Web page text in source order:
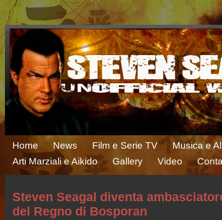
Home News Film e Serie TV
Musica e
Arti Marziali e Aikido
Gallery Video
Steven Seagal diventa
del Regno di Bosporan